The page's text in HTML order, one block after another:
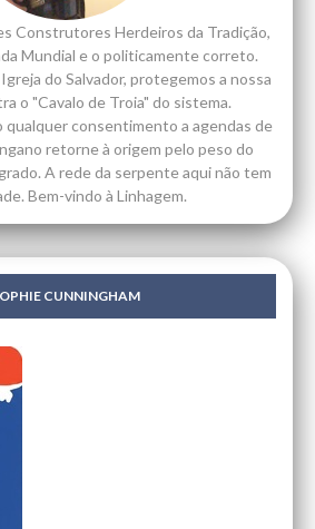
Construtores Herdeiros da Tradição,
Mundial e o politicamente correto.
do Salvador, protegemos a nossa
o "Cavalo de Troia" do sistema.
qualquer consentimento a agendas de
retorne à origem pelo peso do
A rede da serpente aqui não tem
Bem-vindo à Linhagem.
CUNNINGHAM